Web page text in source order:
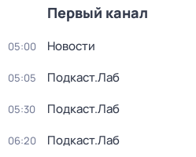
Первый канал
05:00 Новости
05:05 Подкаст.Лаб
05:30 Подкаст.Лаб
06:20 Подкаст.Лаб